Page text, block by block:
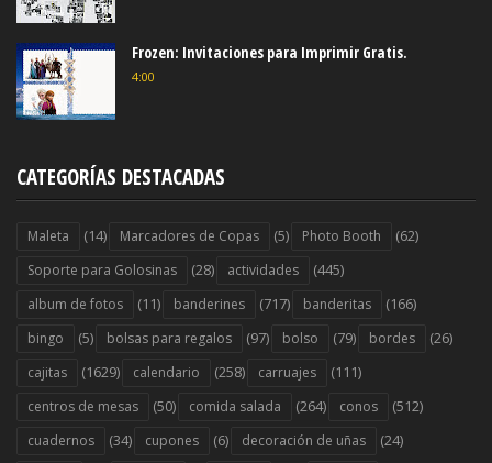
Frozen: Invitaciones para Imprimir Gratis.
4:00
CATEGORÍAS DESTACADAS
Maleta (14) Marcadores de Copas (5) Photo Booth (62)
Soporte para Golosinas (28) actividades (445)
album de fotos (11) banderines (717) banderitas (166)
bingo (5) bolsas para regalos (97) bolso (79) bordes (26)
cajitas (1629) calendario (258) carruajes (111)
centros de mesas (50) comida salada (264) conos (512)
cuadernos (34) cupones (6) decoración de uñas (24)